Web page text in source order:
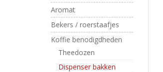
Aromat
Bekers / roerstaafjes
Koffie benodigdheden
Theedozen
Dispenser bakken